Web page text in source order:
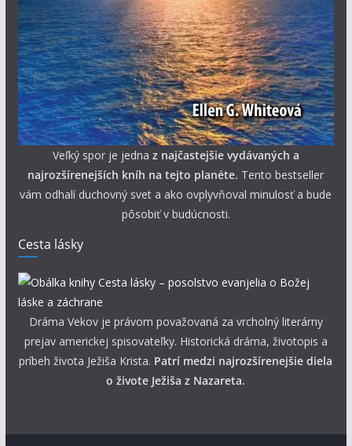
Veľký spor je jedna z najčastejšie vydávaných a
najrozšírenejších kníh na tejto planéte. Tento bestseller
vám odhalí duchovný svet a ako ovplyvňoval minulosť a bude
pôsobiť v budúcnosti.
Cesta lásky
Dráma Vekov je právom považovaná za vrcholný literárny
prejav americkej spisovateľky. Historická dráma, životopis a
príbeh života Ježiša Krista. Patrí medzi najrozšírenejšie diela
o živote Ježiša z Nazareta.